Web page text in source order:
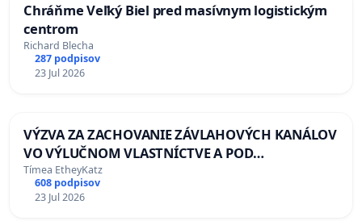
Chráňme Veľký Biel pred masívnym logistickým
centrom
Richard Blecha
287 podpisov
23 Jul 2026
VÝZVA ZA ZACHOVANIE ZÁVLAHOVÝCH KANÁLOV
VO VÝLUČNOM VLASTNÍCTVE A POD
KONTROLOU SLOVENSKEJ REPUBLIKY & žiadosť
na riešenie zanedbaného stavu závlahových a
odvodňovacích kanálov na Slovensku
Tímea EtheyKatz
608 podpisov
23 Jul 2026